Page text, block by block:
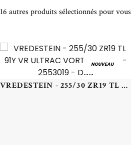
16 autres produits sélectionnés pour vous
NOUVEAU
VREDESTEIN - 255/30 ZR19 TL 91Y VR ULTRAC VORTI+ XL OLD - 2553019 - DBB